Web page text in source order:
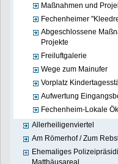
Maßnahmen und
Fechenheimer
Abgeschlossene
Projekte
Freiluftgalerie
Wege zum Mainufer
Vorplatz
Aufwertung
Fechenheim-Lokale
Allerheiligenviertel
Am Römerhof / Zum
Ehemaliges